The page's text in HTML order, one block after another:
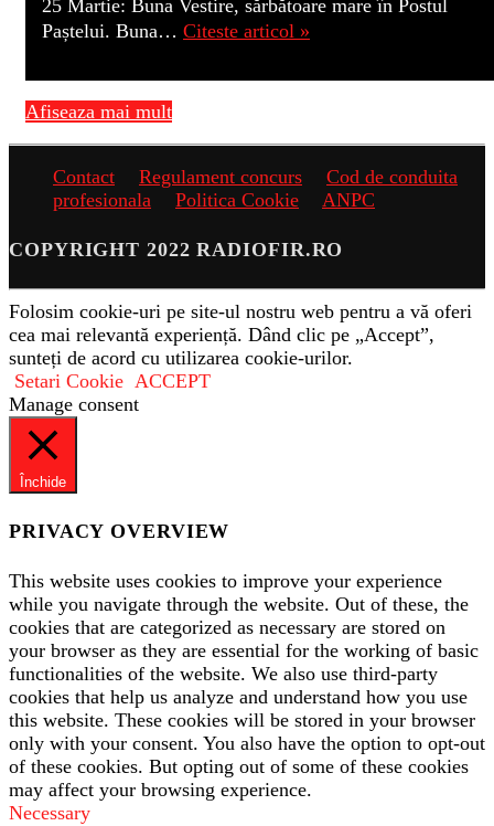
25 Martie: Buna Vestire, sărbătoare mare în Postul
Paștelui. Buna… Citeste articol »
Afiseaza mai mult
Contact Regulament concurs
Cod de conduita
profesionala
Politica Cookie ANPC
COPYRIGHT 2022 RADIOFIR.RO
Folosim cookie-uri pe site-ul nostru web pentru a vă oferi
cea mai relevantă experiență. Dând clic pe „Accept”,
sunteți de acord cu utilizarea cookie-urilor.
Setari Cookie ACCEPT
Manage consent
Închide
PRIVACY OVERVIEW
This website uses cookies to improve your experience
while you navigate through the website. Out of these, the
cookies that are categorized as necessary are stored on
your browser as they are essential for the working of basic
functionalities of the website. We also use third-party
cookies that help us analyze and understand how you use
this website. These cookies will be stored in your browser
only with your consent. You also have the option to opt-out
of these cookies. But opting out of some of these cookies
may affect your browsing experience.
Necessary